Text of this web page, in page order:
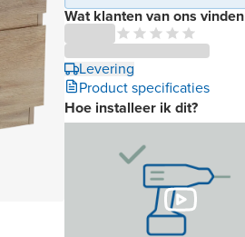
Wat klanten van ons vinden
Levering
Product specificaties
Hoe installeer ik dit?